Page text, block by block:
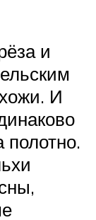
и
И
полотно.